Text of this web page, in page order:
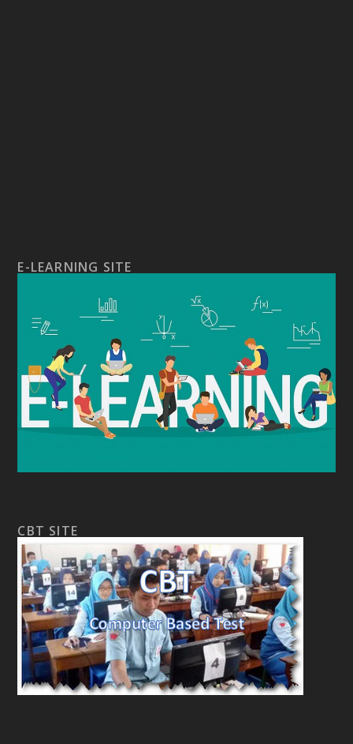
E-LEARNING SITE
CBT SITE